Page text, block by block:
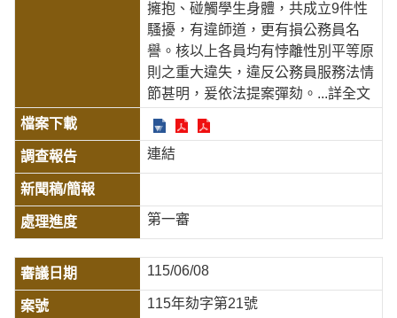
擁抱、碰觸學生身體，共成立9件性
騷擾，有違師道，更有損公務員名
譽。核以上各員均有悖離性別平等原
則之重大違失，違反公務員服務法情
節甚明，爰依法提案彈劾。 ...詳全文
連結
第一審
115/06/08
115年劾字第21號